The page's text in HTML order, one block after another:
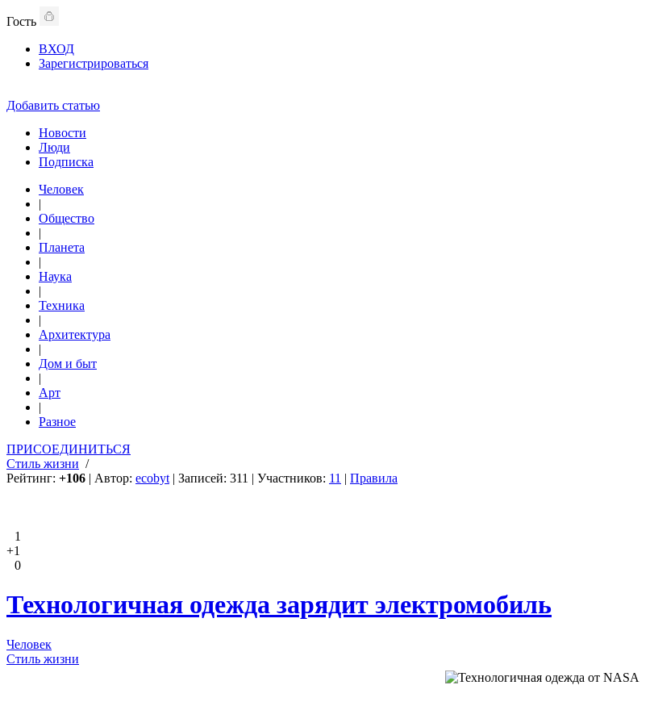
Гость
ВХОД
Зарегистрироваться
Добавить статью
Новости
Люди
Подписка
Человек
|
Общество
|
Планета
|
Наука
|
Техника
|
Архитектура
|
Дом и быт
|
Арт
|
Разное
ПРИСОЕДИНИТЬСЯ
Стиль жизни /
Рейтинг: +106 | Автор: ecobyt | Записей: 311 | Участников: 11 | Правила
1
+1
0
Технологичная одежда зарядит электромобиль
Человек
Стиль жизни